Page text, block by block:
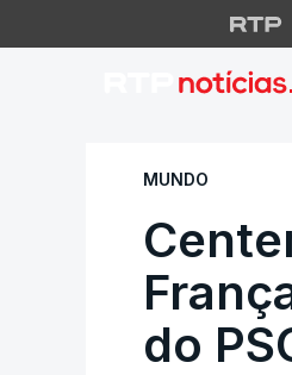
MUNDO
do